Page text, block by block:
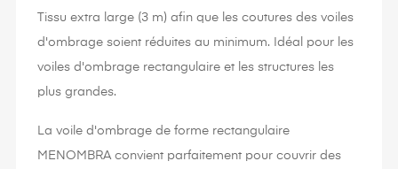
Tissu extra large (3 m) afin que les coutures des voiles
d'ombrage soient réduites au minimum. Idéal pour les
voiles d'ombrage rectangulaire et les structures les
plus grandes.
La voile d'ombrage de forme rectangulaire
MENOMBRA convient parfaitement pour couvrir des